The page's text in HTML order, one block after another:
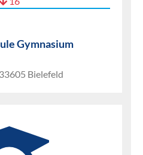
Gymnasium
Bielefeld